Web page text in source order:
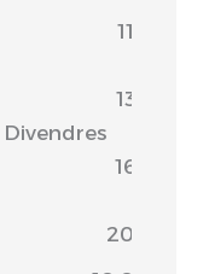
Divendres
11:00
13:30
16:30
20:00